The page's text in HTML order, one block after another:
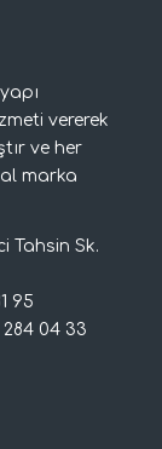
vererek
ve her
marka
Tahsin Sk.
95
04 33